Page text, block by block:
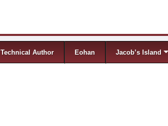
Technical Author Eohan Jacob’s Island